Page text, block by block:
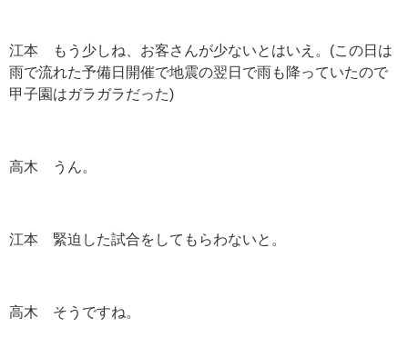
江本 もう少しね、お客さんが少ないとはいえ。(この日は
雨で流れた予備日開催で地震の翌日で雨も降っていたので
甲子園はガラガラだった)
高木 うん。
江本 緊迫した試合をしてもらわないと。
高木 そうですね。